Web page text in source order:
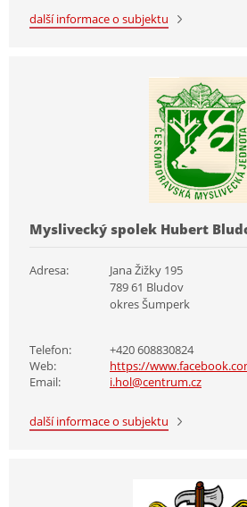
další informace o subjektu
Myslivecký spolek Hubert
Adresa:
Jana Žižky 195
789 61 Bludov
okres Šumperk
Telefon:
+420 608830824
Web:
https://
Email:
i.hol@centrum.cz
další informace o subjektu